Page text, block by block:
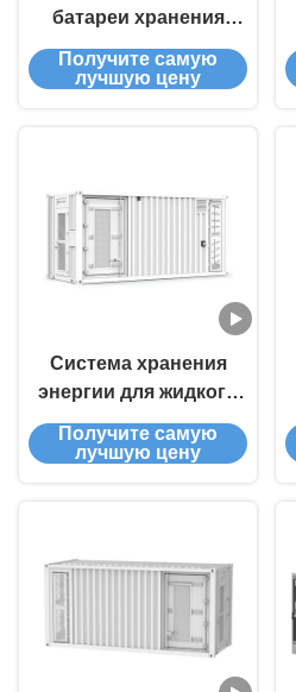
батареи хранения
энергии Hua 1MW
1,72MWh 0,5C
Получите самую
лучшую цену
Система хранения
энергии для жидкого
охлаждающего
контейнера с
летней гарантией
Получите самую
лучшую цену